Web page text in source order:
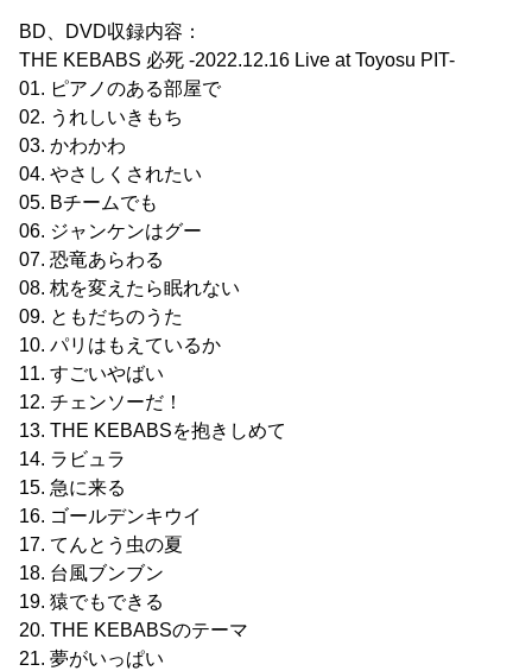
BD、DVD収録内容：
THE KEBABS 必死 -2022.12.16 Live at Toyosu PIT-
01. ピアノのある部屋で
02. うれしいきもち
03. かわかわ
04. やさしくされたい
05. Bチームでも
06. ジャンケンはグー
07. 恐竜あらわる
08. 枕を変えたら眠れない
09. ともだちのうた
10. パリはもえているか
11. すごいやばい
12. チェンソーだ！
13. THE KEBABSを抱きしめて
14. ラビュラ
15. 急に来る
16. ゴールデンキウイ
17. てんとう虫の夏
18. 台風ブンブン
19. 猿でもできる
20. THE KEBABSのテーマ
21. 夢がいっぱい